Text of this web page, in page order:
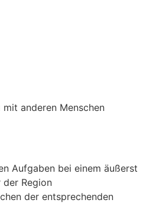
anderen Menschen
Aufgaben bei einem äußerst
Region
der entsprechenden